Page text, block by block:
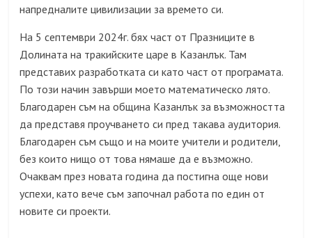
напредналите цивилизации за времето си.
На 5 септември 2024г. бях част от Празниците в
Долината на тракийските царе в Казанлък. Там
представих разработката си като част от програмата.
По този начин завърши моето математическо лято.
Благодарен съм на община Казанлък за възможността
да представя проучването си пред такава аудитория.
Благодарен съм също и на моите учители и родители,
без които нищо от това нямаше да е възможно.
Очаквам през новата година да постигна още нови
успехи, като вече съм започнал работа по един от
новите си проекти.